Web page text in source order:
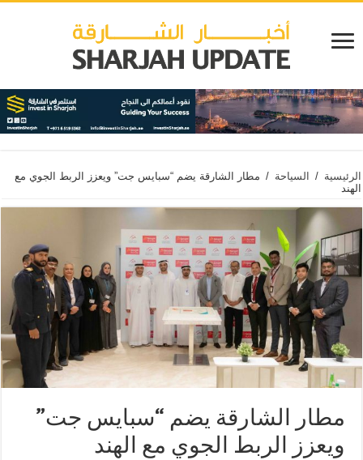
الرئيسية / السياحة / مطار الشارقة يضم “سبايس جت” ويعزز الربط الجوي مع
الهند
مطار الشارقة يضم “سبايس جت”
ويعزز الربط الجوي مع الهند